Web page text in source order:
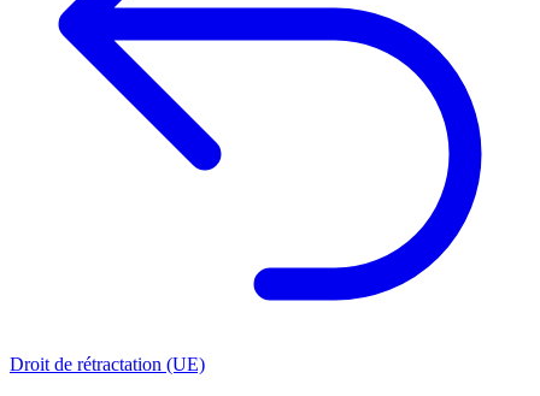
Droit de rétractation (UE)